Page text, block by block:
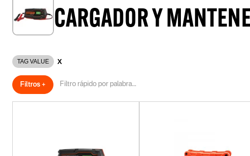
CARGADOR Y
TAG VALUE X
Filtros +